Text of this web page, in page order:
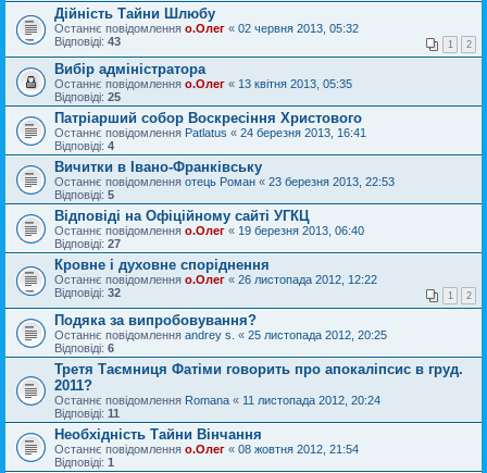
Дійність Тайни Шлюбу
Останнє повідомлення о.Олег « 02 червня 2013, 05:32
Відповіді: 43 1 2
Вибір адміністратора
Останнє повідомлення о.Олег « 13 квітня 2013, 05:35
Відповіді: 25
Патріарший собор Воскресіння Христового
Останнє повідомлення Patlatus « 24 березня 2013, 16:41
Відповіді: 4
Вичитки в Івано-Франківську
Останнє повідомлення отець Роман « 23 березня 2013, 22:53
Відповіді: 5
Відповіді на Офіційному сайті УГКЦ
Останнє повідомлення о.Олег « 19 березня 2013, 06:40
Відповіді: 27
Кровне і духовне споріднення
Останнє повідомлення о.Олег « 26 листопада 2012, 12:22
Відповіді: 32 1 2
Подяка за випробовування?
Останнє повідомлення andrey s. « 25 листопада 2012, 20:25
Відповіді: 6
Третя Таємниця Фатіми говорить про апокаліпсис в груд.
2011?
Останнє повідомлення Romana « 11 листопада 2012, 20:24
Відповіді: 11
Необхідність Тайни Вінчання
Останнє повідомлення о.Олег « 08 жовтня 2012, 21:54
Відповіді: 1